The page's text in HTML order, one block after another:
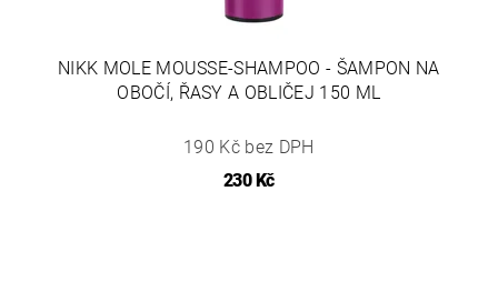
NIKK MOLE MOUSSE-SHAMPOO - ŠAMPON NA
OBOČÍ, ŘASY A OBLIČEJ 150 ML
190 Kč bez DPH
230 Kč